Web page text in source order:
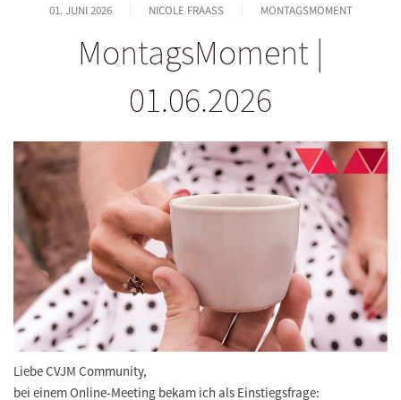
01. JUNI 2026 NICOLE FRAASS MONTAGSMOMENT
MontagsMoment |
01.06.2026
Liebe CVJM Community,
bei einem Online-Meeting bekam ich als Einstiegsfrage: